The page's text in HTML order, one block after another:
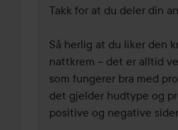
Takk for at du deler din
Så herlig at du liker den
nattkrem – det er alltid
som fungerer bra med
det gjelder hudtype og
positive og negative